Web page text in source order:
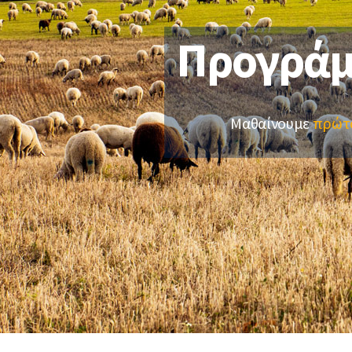
Σύνταξη προϋπολογισμών (Budget)
Διοίκηση Έργων και προγραμμάτων
Αξιολόγηση Επενδύσεων
Οικονομοτεχνικές Μελέτες-μελέτες
βιωσιμότητας
Εργαλεία Εξασφάλισης
Χρηματοδότησης & Ανεύρεσης
Στρατηγικού Επενδυτή
(΄Β & ΄Γ
Συμβουλές
Υπηρεσίες
Μαθαίνουμε